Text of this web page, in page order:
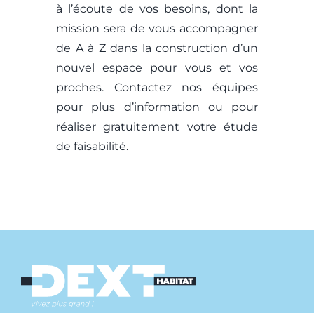
à l’écoute de vos besoins, dont la
mission sera de vous accompagner
de A à Z dans la construction d’un
nouvel espace pour vous et vos
proches. Contactez nos équipes
pour plus d’information ou pour
réaliser gratuitement votre étude
de faisabilité.